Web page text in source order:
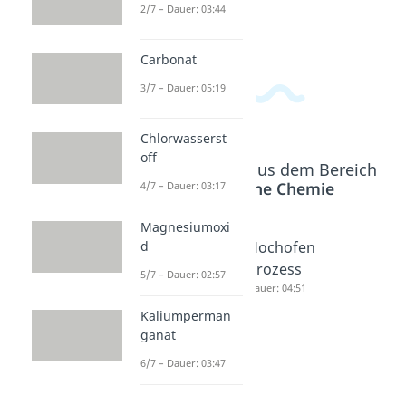
Welt der Biochemie!
Beliebte Inhalte aus dem Bereich
Anorganische Chemie
Ostwald
Verfahre
Dauer: 04:23
Bosch
n
Hochofen
prozess
Dauer: 04:51
2/7 – Dauer: 03:44
Carbonat
3/7 – Dauer: 05:19
Chlorwasserst
off
4/7 – Dauer: 03:17
Magnesiumoxi
d
5/7 – Dauer: 02:57
Kaliumperman
ganat
6/7 – Dauer: 03:47